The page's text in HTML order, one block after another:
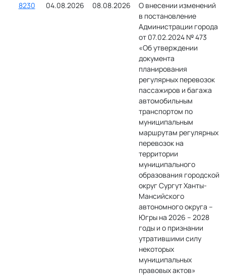
8230
04.08.2026 08.08.2026
О внесении изменений
в постановление
Администрации города
от 07.02.2024 № 473
«Об утверждении
документа
планирования
регулярных перевозок
пассажиров и багажа
автомобильным
транспортом по
муниципальным
маршрутам регулярных
перевозок на
территории
муниципального
образования городской
округ Сургут Ханты-
Мансийского
автономного округа –
Югры на 2026 – 2028
годы и о признании
утратившими силу
некоторых
муниципальных
правовых актов»